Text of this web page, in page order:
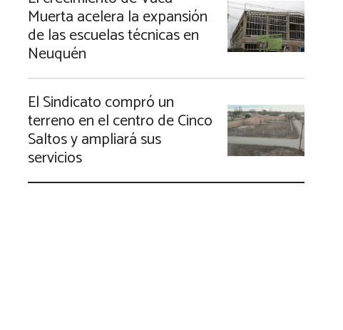
Muerta acelera la expansión
de las escuelas técnicas en
Neuquén
El Sindicato compró un
terreno en el centro de Cinco
Saltos y ampliará sus
servicios